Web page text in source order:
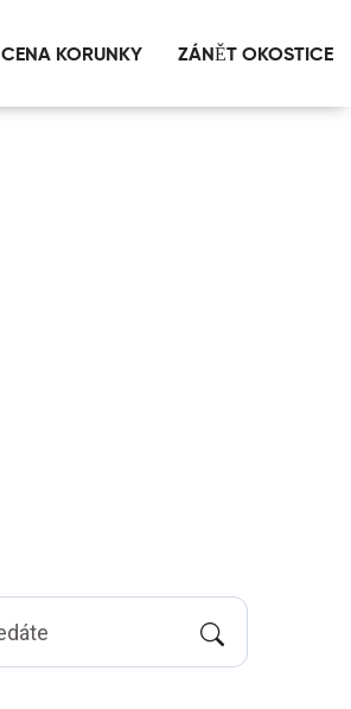
CENA KORUNKY ZÁNĚT OKOSTICE